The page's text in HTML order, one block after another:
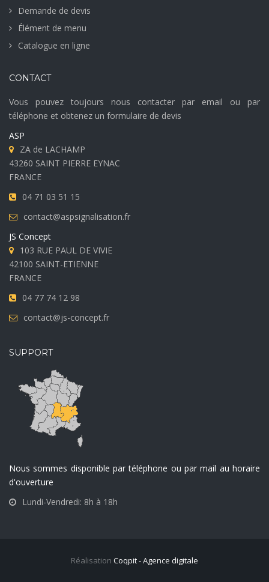
Demande de devis
Élément de menu
Catalogue en ligne
CONTACT
Vous pouvez toujours nous contacter par email ou par
téléphone et obtenez un formulaire de devis
ASP
ZA de LACHAMP
43260 SAINT PIERRE EYNAC
FRANCE
04 71 03 51 15
contact@aspsignalisation.fr
JS Concept
103 RUE PAUL DE VIVIE
42100 SAINT-ETIENNE
FRANCE
04 77 74 12 98
contact@js-concept.fr
SUPPORT
Nous sommes disponible par téléphone ou par mail au horaire
d'ouverture
Lundi-Vendredi: 8h à 18h
Réalisation Coqpit - Agence digitale